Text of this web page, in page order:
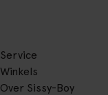
Service
Winkels
Over Sissy-Boy